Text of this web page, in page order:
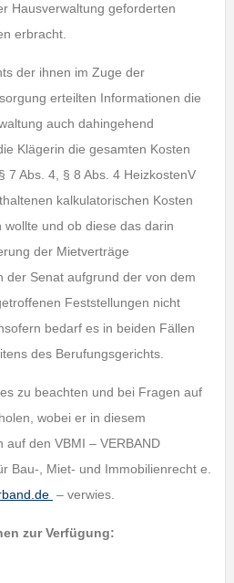
Hausverwaltung geforderten
erbracht.
der ihnen im Zuge der
erteilten Informationen die
auch dahingehend
Klägerin die gesamten Kosten
7 Abs. 4, § 8 Abs. 4 HeizkostenV
kalkulatorischen Kosten
und ob diese das darin
der Mietverträge
der Senat aufgrund der von dem
Feststellungen nicht
bedarf es in beiden Fällen
des Berufungsgerichts.
zu beachten und bei Fragen auf
wobei er in diesem
den VBMI – VERBAND
Bau-, Miet- und Immobilienrecht e.
– verwies.
zur Verfügung: